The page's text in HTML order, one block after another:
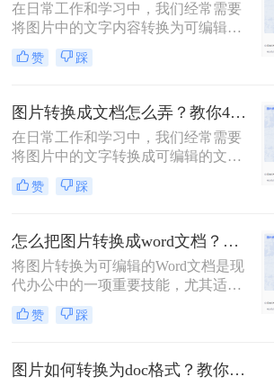
在日常工作和学习中，我们经常需要
将图片中的文字内容转换为可编辑的
Word文档。这一需求可以通过多种方
法实现，每种方法都有其独特的优势
word文档呢？本文将详细介绍三种常
用的图片转Word文档的方法，并探讨
其优缺点，同时推荐一些实用的工
具。
赞 踩
图片转换成文档怎么弄？教你4种方法！
在日常工作和学习中，我们经常需要
将图片中的文字转换成可编辑的文档
格式。无论是为了编辑、保存还是分
享，将图片转换成文档都是一个非常
么弄呢？本文将介绍四种将图片转换
成文档的方法。
赞 踩
怎么把图片转换成word文档？梳理3种主流转换方法！
将图片转换为可编辑的Word文档是现
代办公中的一项重要技能，尤其适用
于处理扫描件、截图或照片中的文字
内容。那么怎么把图片转换成word文
法，助您精准选择最佳方案。
赞 踩
图片如何转换为doc格式？教你3种高效转换方法！